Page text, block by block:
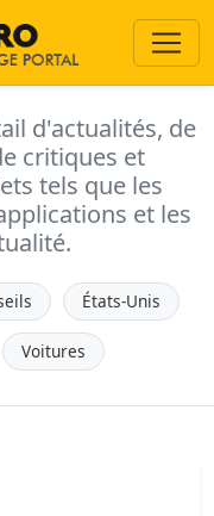
d'actualités, de
critiques et
tels que les
et les
États-Unis
Voitures